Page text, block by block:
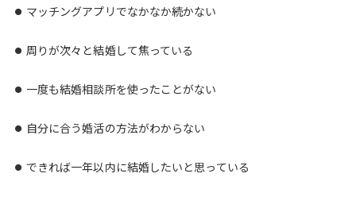
マッチングアプリでなかなか続かない
周りが次々と結婚して焦っている
一度も結婚相談所を使ったことがない
自分に合う婚活の方法がわからない
できれば一年以内に結婚したいと思っている